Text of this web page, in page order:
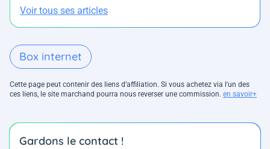
Voir tous ses articles
Box internet
Cette page peut contenir des liens d’affiliation. Si vous achetez via l'un des
ces liens, le site marchand pourra nous reverser une commission. en savoir+
Gardons le contact !